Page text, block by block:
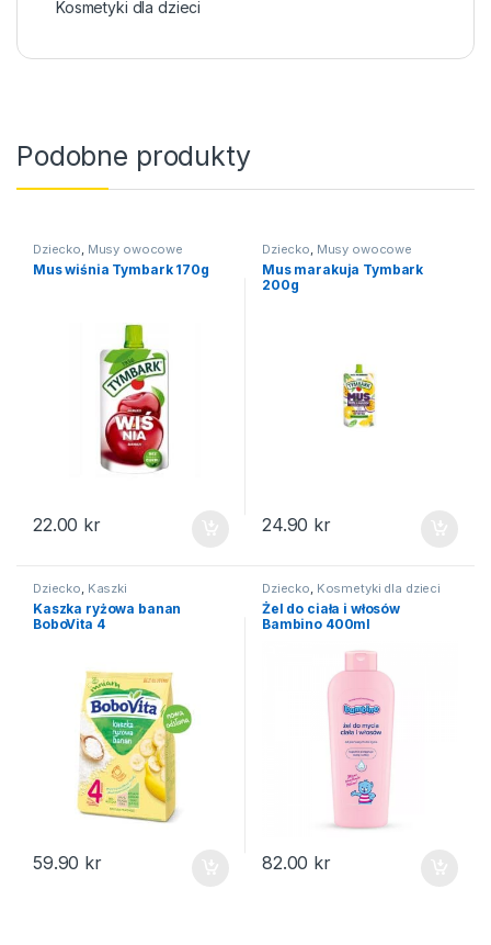
Kosmetyki dla dzieci
Podobne produkty
Dziecko, Musy owocowe
Mus wiśnia Tymbark 170g
22.00 kr
Dziecko, Musy owocowe
Mus marakuja Tymbark
200g
24.90 kr
Dziecko, Kaszki
Kaszka ryżowa banan
BoboVita 4
59.90 kr
Dziecko, Kosmetyki dla dzieci
Żel do ciała i włosów
Bambino 400ml
82.00 kr